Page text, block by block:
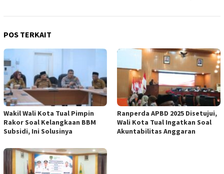
POS TERKAIT
Wakil Wali Kota Tual Pimpin
Rakor Soal Kelangkaan BBM
Subsidi, Ini Solusinya
Ranperda APBD 2025 Disetujui,
Wali Kota Tual Ingatkan Soal
Akuntabilitas Anggaran